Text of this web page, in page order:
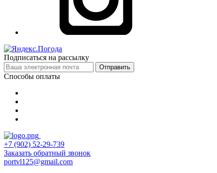
Подписаться на рассылку
Отправить
Способы оплаты
+7 (902) 52-29-739
Заказать обратный звонок
portvl125@gmail.com